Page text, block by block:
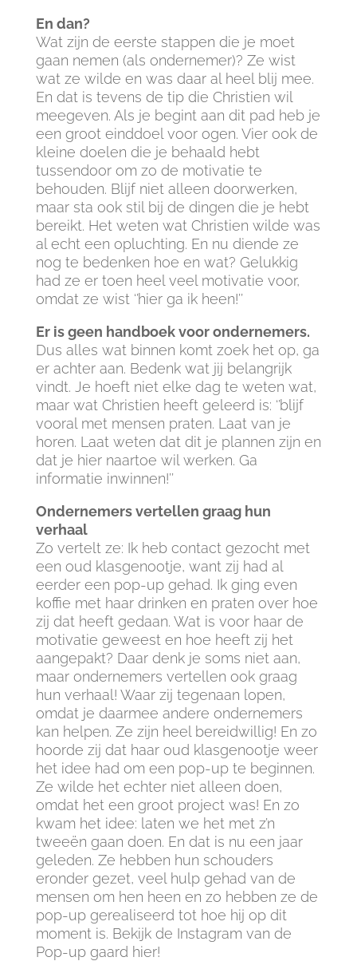
En dan?
Wat zijn de eerste stappen die je moet
gaan nemen (als ondernemer)? Ze wist
wat ze wilde en was daar al heel blij mee.
En dat is tevens de tip die Christien wil
meegeven. Als je begint aan dit pad heb je
een groot einddoel voor ogen. Vier ook de
kleine doelen die je behaald hebt
tussendoor om zo de motivatie te
behouden. Blijf niet alleen doorwerken,
maar sta ook stil bij de dingen die je hebt
bereikt. Het weten wat Christien wilde was
al echt een opluchting. En nu diende ze
nog te bedenken hoe en wat? Gelukkig
had ze er toen heel veel motivatie voor,
omdat ze wist ‘’hier ga ik heen!’’
Er is geen handboek voor ondernemers.
Dus alles wat binnen komt zoek het op, ga
er achter aan. Bedenk wat jij belangrijk
vindt. Je hoeft niet elke dag te weten wat,
maar wat Christien heeft geleerd is: ‘’blijf
vooral met mensen praten. Laat van je
horen. Laat weten dat dit je plannen zijn en
dat je hier naartoe wil werken. Ga
informatie inwinnen!’’
Ondernemers vertellen graag hun
verhaal
Zo vertelt ze: Ik heb contact gezocht met
een oud klasgenootje, want zij had al
eerder een pop-up gehad. Ik ging even
koffie met haar drinken en praten over hoe
zij dat heeft gedaan. Wat is voor haar de
motivatie geweest en hoe heeft zij het
aangepakt? Daar denk je soms niet aan,
maar ondernemers vertellen ook graag
hun verhaal! Waar zij tegenaan lopen,
omdat je daarmee andere ondernemers
kan helpen. Ze zijn heel bereidwillig! En zo
hoorde zij dat haar oud klasgenootje weer
het idee had om een pop-up te beginnen.
Ze wilde het echter niet alleen doen,
omdat het een groot project was! En zo
kwam het idee: laten we het met z’n
tweeën gaan doen. En dat is nu een jaar
geleden. Ze hebben hun schouders
eronder gezet, veel hulp gehad van de
mensen om hen heen en zo hebben ze de
pop-up gerealiseerd tot hoe hij op dit
moment is. Bekijk de Instagram van de
Pop-up gaard hier!